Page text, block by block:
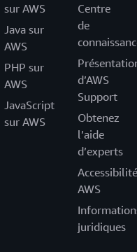
sur AWS
Java sur
AWS
PHP sur
AWS
JavaScript
sur AWS
Centre
de
d’AWS
Support
Obtenez
l’aide
d’experts
Accessibilité
AWS
juridiques